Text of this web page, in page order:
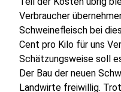
Verbraucher
Schweinefleisch bei
Cent pro Kilo für uns
Schätzungsweise soll
Der Bau der neuen
Landwirte freiwillig.